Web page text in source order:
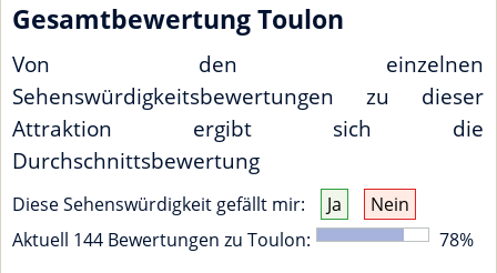
Gesamtbewertung Toulon
Von den einzelnen
Sehenswürdigkeitsbewertungen zu dieser
Attraktion ergibt sich die
Durchschnittsbewertung
Diese Sehenswürdigkeit gefällt mir: Ja
Nein
Aktuell 144 Bewertungen zu Toulon: 78%